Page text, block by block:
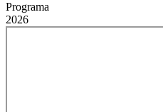
Programa
2026